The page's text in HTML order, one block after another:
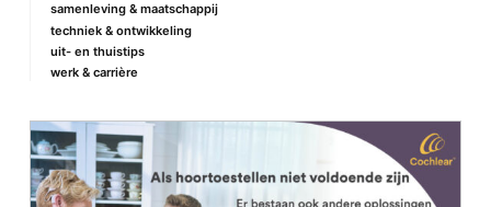
samenleving & maatschappij
techniek & ontwikkeling
uit- en thuistips
werk & carrière